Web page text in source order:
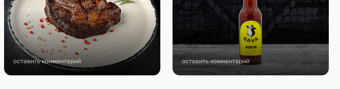
оставить комментарий оставить комментарий